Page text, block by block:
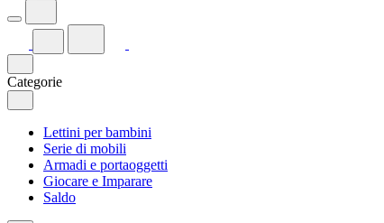
Categorie
Lettini per bambini
Serie di mobili
Armadi e portaoggetti
Giocare e Imparare
Saldo